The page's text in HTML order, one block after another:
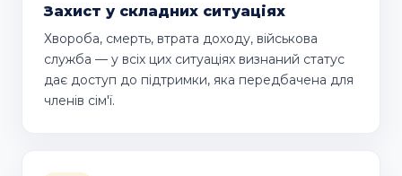
Захист у складних ситуаціях
Хвороба, смерть, втрата доходу, військова
служба — у всіх цих ситуаціях визнаний статус
дає доступ до підтримки, яка передбачена для
членів сім'ї.